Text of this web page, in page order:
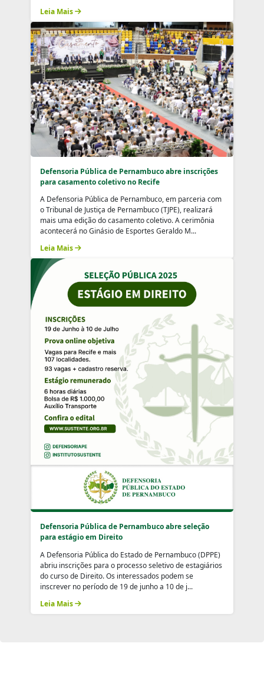
Leia Mais
Defensoria Pública de Pernambuco abre inscrições
para casamento coletivo no Recife
A Defensoria Pública de Pernambuco, em parceria com
o Tribunal de Justiça de Pernambuco (TJPE), realizará
mais uma edição do casamento coletivo. A cerimônia
acontecerá no Ginásio de Esportes Geraldo M...
Leia Mais
Defensoria Pública de Pernambuco abre seleção
para estágio em Direito
A Defensoria Pública do Estado de Pernambuco (DPPE)
abriu inscrições para o processo seletivo de estagiários
do curso de Direito. Os interessados podem se
inscrever no período de 19 de junho a 10 de j...
Leia Mais